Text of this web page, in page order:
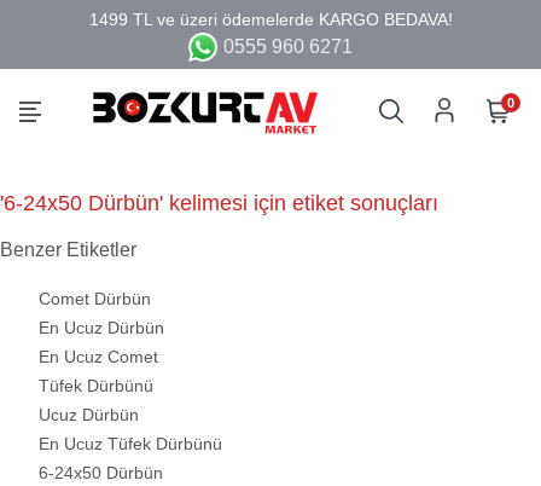
0555 960 6271
0
'6-24x50 Dürbün' kelimesi için etiket sonuçları
Benzer Etiketler
Comet Dürbün
En Ucuz Dürbün
En Ucuz Comet
Tüfek Dürbünü
Ucuz Dürbün
En Ucuz Tüfek Dürbünü
6-24x50 Dürbün